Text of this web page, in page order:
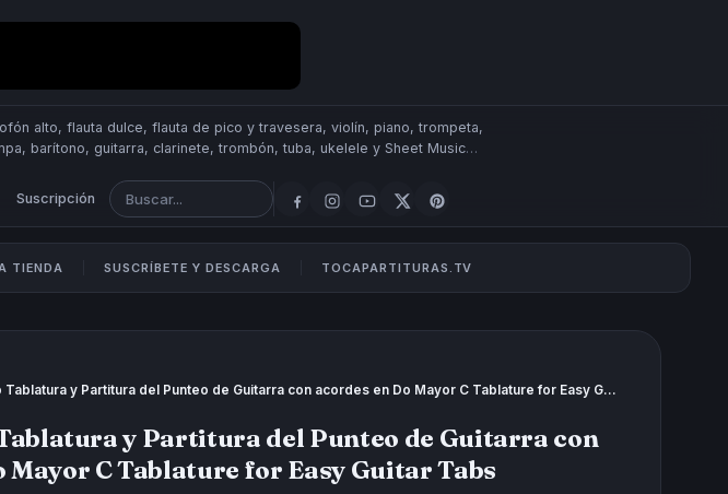
alto, flauta dulce, flauta de pico y travesera, violín, piano, trompeta,
barítono, guitarra, clarinete, trombón, tuba, ukelele y Sheet Music
Suscripción
TIENDA SUSCRÍBETE Y DESCARGA TOCAPARTITURAS.TV
Cielito Lindo Tablatura y Partitura del Punteo de Guitarra con acordes en Do Mayor C Tablature for Easy Guitar Tabs
y Partitura del Punteo de Guitarra con
Mayor C Tablature for Easy Guitar Tabs